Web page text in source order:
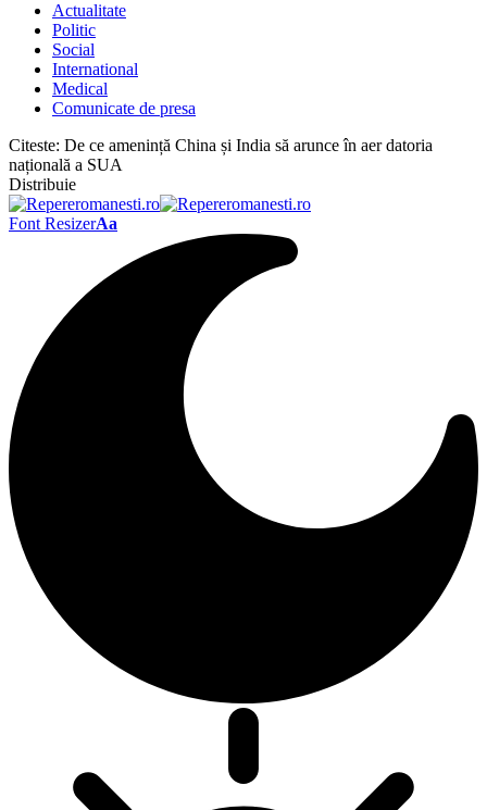
Actualitate
Politic
Social
International
Medical
Comunicate de presa
Citeste: De ce amenință China și India să arunce în aer datoria
națională a SUA
Distribuie
Font ResizerAa